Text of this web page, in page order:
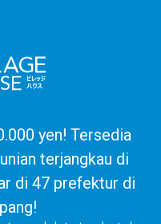
yen! Tersedia
terjangkau di
di 47 prefektur di